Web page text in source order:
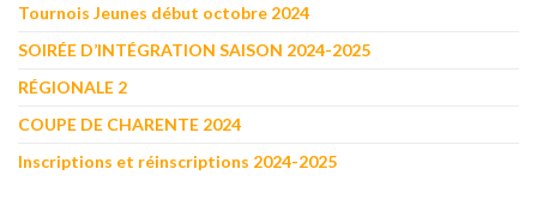
Tournois Jeunes début octobre 2024
SOIRÉE D’INTÉGRATION SAISON 2024-2025
RÉGIONALE 2
COUPE DE CHARENTE 2024
Inscriptions et réinscriptions 2024-2025